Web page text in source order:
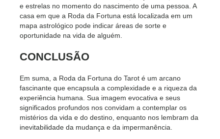
e estrelas no momento do nascimento de uma pessoa. A
casa em que a Roda da Fortuna está localizada em um
mapa astrológico pode indicar áreas de sorte e
oportunidade na vida de alguém.
CONCLUSÃO
Em suma, a Roda da Fortuna do Tarot é um arcano
fascinante que encapsula a complexidade e a riqueza da
experiência humana. Sua imagem evocativa e seus
significados profundos nos convidam a contemplar os
mistérios da vida e do destino, enquanto nos lembram da
inevitabilidade da mudança e da impermanência.